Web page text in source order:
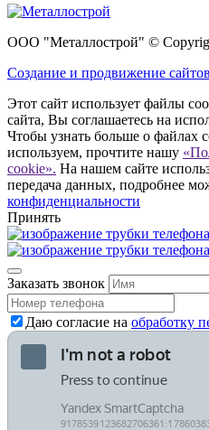
ООО "Металлострой" ©
Создание и продвижение
Этот сайт использует файлы
сайта, Вы соглашаетесь на
Чтобы узнать больше о файлах
используем, прочтите нашу
cookie». На нашем сайте
передача данных, подробнее
конфиденциальности
Принять
Заказать звонок
Даю согласие на обработку